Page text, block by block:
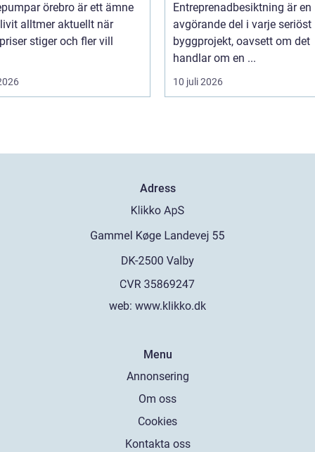
örebro är ett ämne
alltmer aktuellt när
stiger och fler vill
Entreprenadbesiktning är en
avgörande del i varje seriöst
byggprojekt, oavsett om det
handlar om en ...
10 juli 2026
Adress
web: www.klikko.dk
Menu
Annonsering
Om oss
Cookies
Kontakta oss